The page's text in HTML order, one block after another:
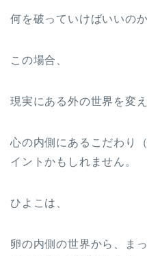
何を破っていけばいいの
この場合、
現実にある外の世界を変
心の内側にあるこだわり
イントかもしれません。
ひよこは、
卵の内側の世界から、ま